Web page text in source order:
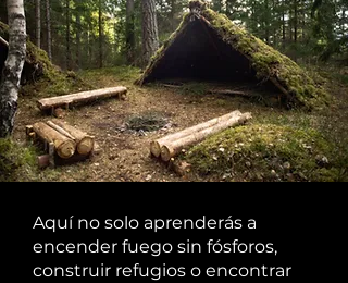
Aquí no solo aprenderás a
encender fuego sin fósforos,
construir refugios o encontrar